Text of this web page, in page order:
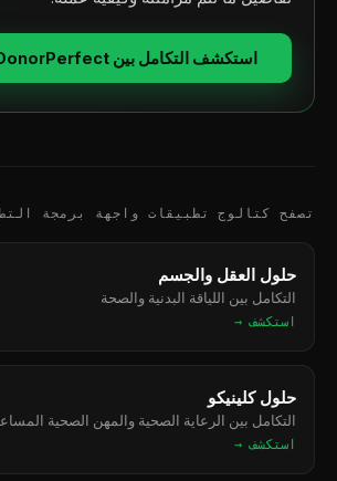
استكشف التكامل بين DonorPerfect وMailchimp
تصفح كتالوج تطبيقات واجهة برمجة
حلول العقل والجسم
التكامل بين اللياقة البدنية والصحة
استكشف →
حلول كلينيكو
التكامل بين الرعاية الصحية والمهن الصحية
استكشف →